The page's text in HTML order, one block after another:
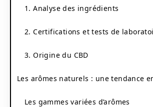
1. Analyse des ingrédients
2. Certifications et tests de
3. Origine du CBD
Les arômes naturels : une tendance
Les gammes variées d’arômes